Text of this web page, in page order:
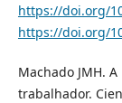
https://doi.org/
https://doi.org/
Machado JMH.
trabalhador.